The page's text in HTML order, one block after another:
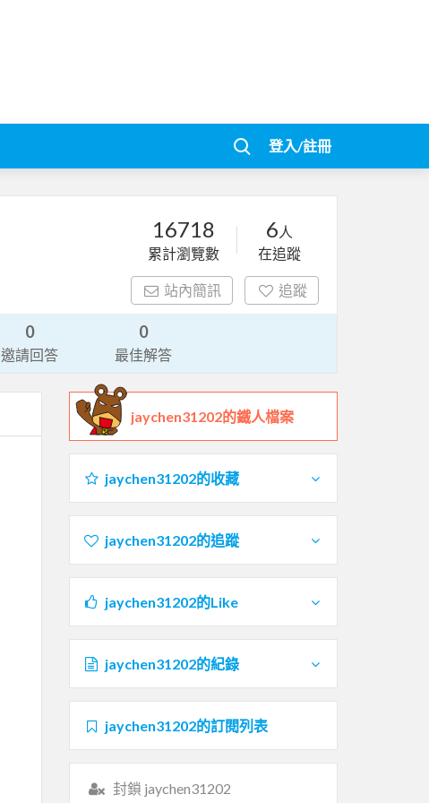
登入/註冊
16718
累計瀏覽數
6 人
在追蹤
站內簡訊 追蹤
0
邀請回答
0
最佳解答
jaychen31202的鐵人檔案
jaychen31202的收藏
jaychen31202的追蹤
jaychen31202的Like
jaychen31202的紀錄
jaychen31202的訂閱列表
封鎖 jaychen31202